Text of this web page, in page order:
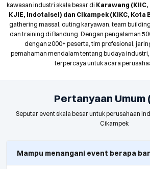
kawasan industri skala besar di Karawang (KIIC,
KJIE, Indotaisei) dan Cikampek (KIKC, Kota
gathering massal, outing karyawan, team
dan training di Bandung. Dengan pengalaman
dengan 2000+ peserta, tim profesional,
pemahaman mendalam tentang budaya
terpercaya untuk acara
Pertanyaan Umum
Seputar event skala besar untuk perusahaan
Cikampek
Mampu menangani event berapa